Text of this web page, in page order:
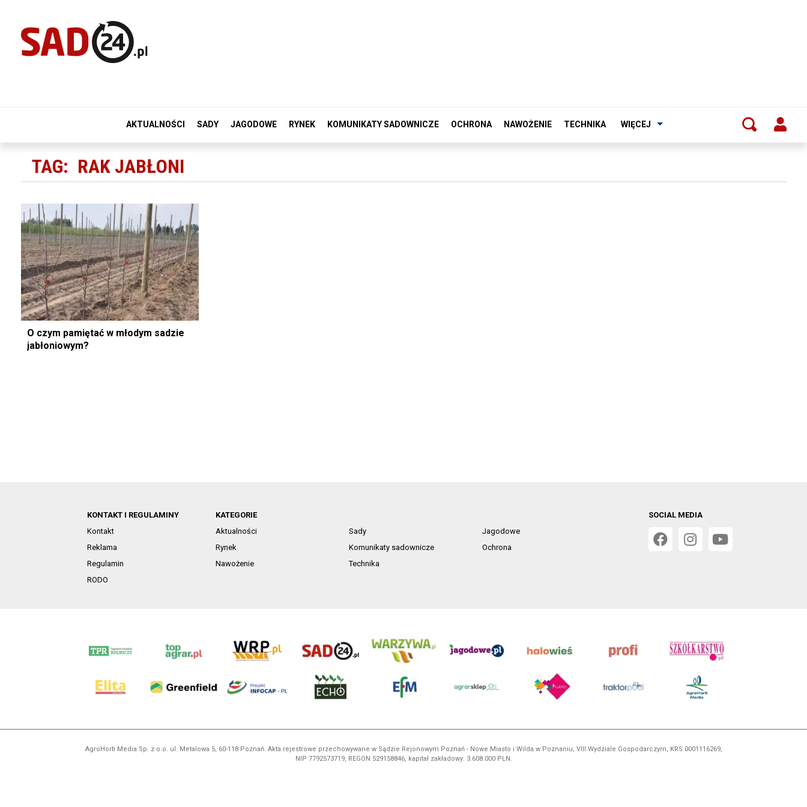
AKTUALNOŚCI SADY JAGODOWE RYNEK KOMUNIKATY SADOWNICZE OCHRONA NAWOŻENIE TECHNIKA WIĘCEJ
TAG: RAK JABŁONI
O czym pamiętać w młodym sadzie
jabłoniowym?
KONTAKT I REGULAMINY
Kontakt
Reklama
Regulamin
RODO
KATEGORIE
Aktualności
Sady
Jagodowe
Rynek
Komunikaty sadownicze
Ochrona
Nawożenie
Technika
SOCIAL MEDIA
AgroHorti Media Sp. z o.o. ul. Metalowa 5, 60-118 Poznań. Akta rejestrowe przechowywane w Sądzie Rejonowym Poznań - Nowe Miasto i Wilda w Poznaniu, VIII Wydziale Gospodarczym, KRS 0001116269,
NIP 7792573719, REGON 529158846, kapitał zakładowy: 3.608.000 PLN.